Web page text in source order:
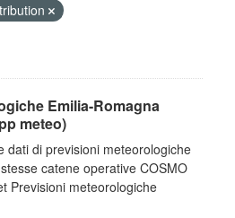
Emilia-Romagna
meteo)
dati di previsioni meteorologiche
catene operative COSMO
Previsioni meteorologiche